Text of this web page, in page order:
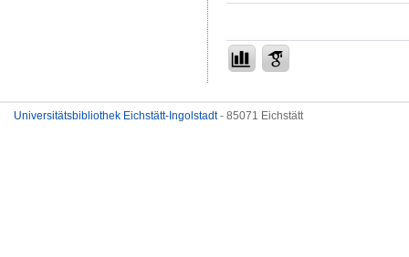
Universitätsbibliothek Eichstätt-Ingolstadt- 85071 Eichstätt